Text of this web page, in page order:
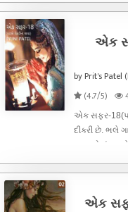
તેને જણ
એક
by Prit's Patel
(4.7/5)
એક સફર-
દીકરી છે. ભલે
હજી તો હું
આવી. કુરિયર
એક